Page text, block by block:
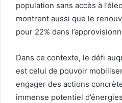
population sans accès à
montrent aussi que le
pour 22% dans
Dans ce contexte, le défi
est celui de pouvoir
engager des actions
immense potentiel